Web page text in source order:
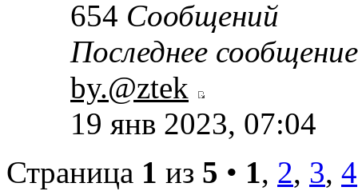
654 Сообщений
Последнее сообщение
by.@ztek
19 янв 2023, 07:04
Страница 1 из 5 • 1, 2, 3, 4